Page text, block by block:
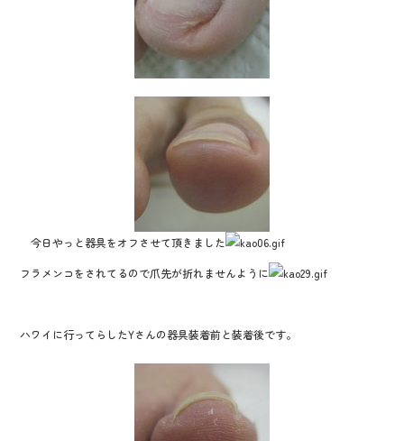
今日やっと器具をオフさせて頂きました
フラメンコをされてるので爪先が折れませんように
ハワイに行ってらしたYさんの器具装着前と装着後です。